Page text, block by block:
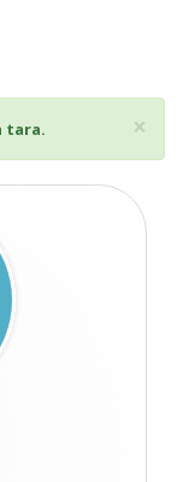
×
tara.